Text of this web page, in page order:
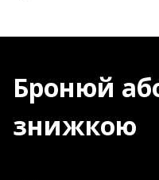
Бронюй
знижкою